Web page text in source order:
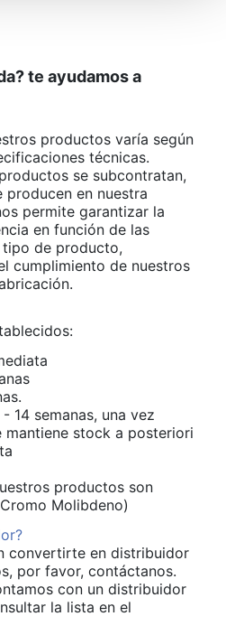
te ayudamos a
productos varía según
técnicas.
se subcontratan,
producen en nuestra
permite garantizar la
en función de las
tipo de producto,
cumplimiento de nuestros
- 14 semanas, una vez
mantiene stock a posteriori
productos son
Molibdeno)
convertirte en distribuidor
por favor, contáctanos.
con un distribuidor
la lista en el